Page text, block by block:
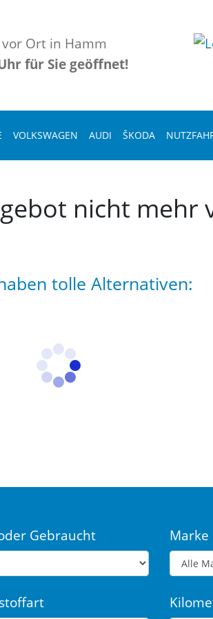
Ort in Hamm
für Sie geöffnet!
VOLKSWAGEN AUDI ŠKODA
nicht mehr
tolle Alternativen:
Gebraucht Marke